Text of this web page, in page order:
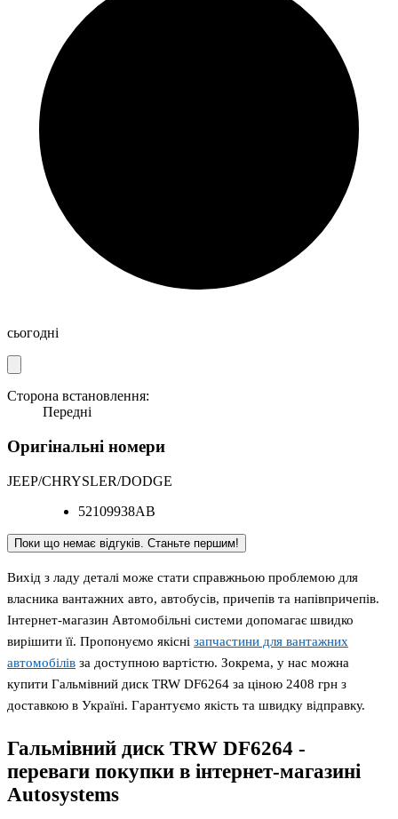
сьогодні
Сторона встановлення:
Передні
Оригінальні номери
JEEP/CHRYSLER/DODGE
52109938AB
Поки що немає відгуків. Станьте першим!
Вихід з ладу деталі може стати справжньою проблемою для
власника вантажних авто, автобусів, причепів та напівпричепів.
Інтернет-магазин Автомобільні системи допомагає швидко
вирішити її. Пропонуємо якісні запчастини для вантажних
автомобілів за доступною вартістю. Зокрема, у нас можна
купити Гальмівний диск TRW DF6264 за ціною 2408 грн з
доставкою в Україні. Гарантуємо якість та швидку відправку.
Гальмівний диск TRW DF6264 -
переваги покупки в інтернет-магазині
Autosystems